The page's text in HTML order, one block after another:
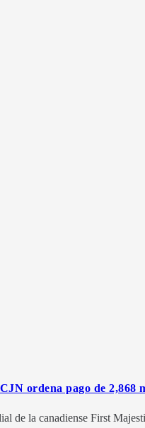
ordena pago de 2,868
de la canadiense First